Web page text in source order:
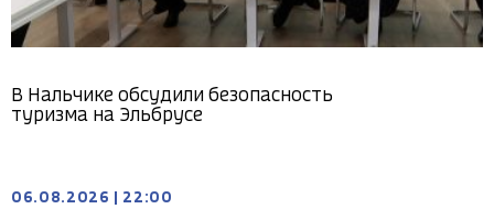
В Нальчике обсудили безопасность
туризма на Эльбрусе
06.08.2026 22:00